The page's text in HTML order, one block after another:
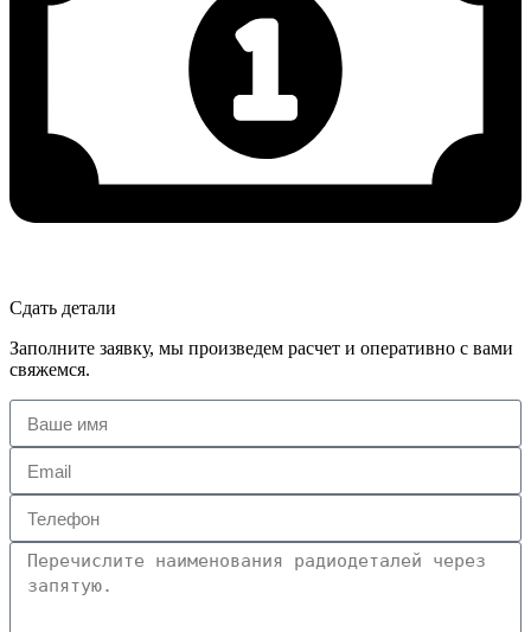
Сдать детали
Заполните заявку, мы произведем расчет и оперативно с вами
свяжемся.